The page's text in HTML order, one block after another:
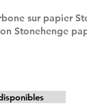
sur papier
Stonehenge